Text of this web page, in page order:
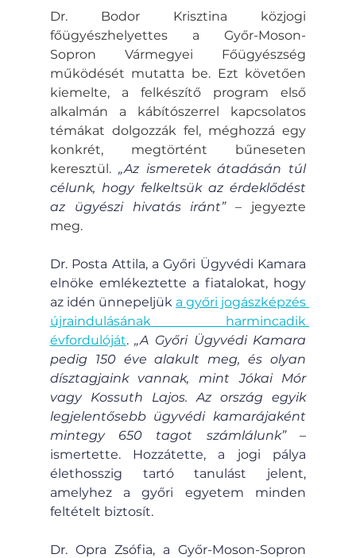
Dr. Bodor Krisztina közjogi
főügyészhelyettes a Győr-Moson-
Sopron Vármegyei Főügyészség
működését mutatta be. Ezt követően
kiemelte, a felkészítő program első
alkalmán a kábítószerrel kapcsolatos
témákat dolgozzák fel, méghozzá egy
konkrét, megtörtént bűneseten
keresztül. „Az ismeretek átadásán túl
célunk, hogy felkeltsük az érdeklődést
az ügyészi hivatás iránt” – jegyezte
meg.
Dr. Posta Attila, a Győri Ügyvédi Kamara
elnöke emlékeztette a fiatalokat, hogy
az idén ünnepeljük a győri jogászképzés
újraindulásának harmincadik
évfordulóját. „A Győri Ügyvédi Kamara
pedig 150 éve alakult meg, és olyan
dísztagjaink vannak, mint Jókai Mór
vagy Kossuth Lajos. Az ország egyik
legjelentősebb ügyvédi kamarájaként
mintegy 650 tagot számlálunk” –
ismertette. Hozzátette, a jogi pálya
élethosszig tartó tanulást jelent,
amelyhez a győri egyetem minden
feltételt biztosít.
Dr. Opra Zsófia, a Győr-Moson-Sopron